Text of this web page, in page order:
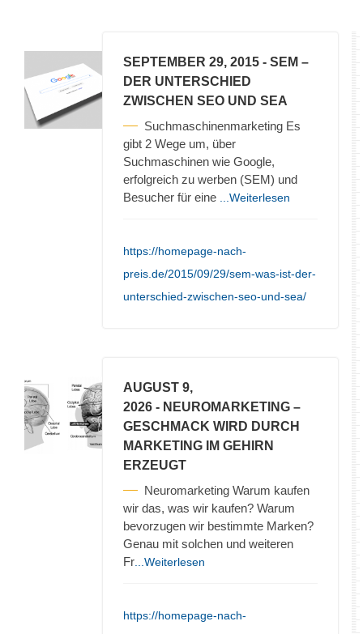
SEPTEMBER 29, 2015 - SEM –
DER UNTERSCHIED
ZWISCHEN SEO UND SEA
Suchmaschinenmarketing Es
gibt 2 Wege um, über
Suchmaschinen wie Google,
erfolgreich zu werben (SEM) und
Besucher für eine
...Weiterlesen
https://homepage-nach-
preis.de/2015/09/29/sem-was-ist-der-
unterschied-zwischen-seo-und-sea/
AUGUST 9,
2026 - NEUROMARKETING –
GESCHMACK WIRD DURCH
MARKETING IM GEHIRN
ERZEUGT
Neuromarketing Warum kaufen
wir das, was wir kaufen? Warum
bevorzugen wir bestimmte Marken?
Genau mit solchen und weiteren
Fr ...Weiterlesen
https://homepage-nach-